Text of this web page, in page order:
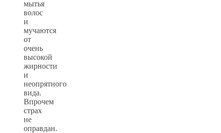
мытья
волос
и
мучаются
от
очень
высокой
жирности
и
неопрятного
вида.
Впрочем
страх
не
оправдан.